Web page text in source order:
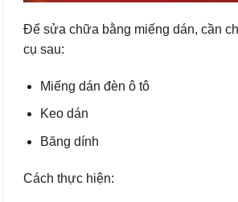
Để sửa chữa bằng miếng dán, cần
cụ sau:
Miếng dán đèn ô tô
Keo dán
Băng dính
Cách thực hiện: